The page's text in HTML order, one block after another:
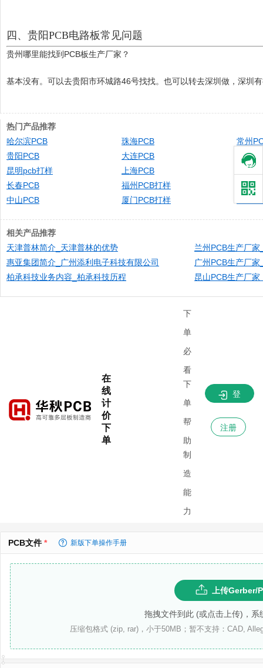
四、贵阳PCB电路板常见问题
贵州哪里能找到PCB板生产厂家？
基本没有。可以去贵阳市环城路46号找找。也可以转去深圳做，深圳
热门产品推荐
哈尔滨PCB
贵阳PCB
昆明pcb打样
长春PCB
中山PCB
珠海PCB
大连PCB
上海PCB
福州PCB打样
厦门PCB打样
常州
南京
苏州
天津
相关产品推荐
天津普林简介_天津普林的优势​
惠亚集团简介_广州添利电子科技有限公司
柏承科技业务内容_柏承科技历程​
兰州PCB生产厂
广州PCB生产厂
昆山PCB生产厂